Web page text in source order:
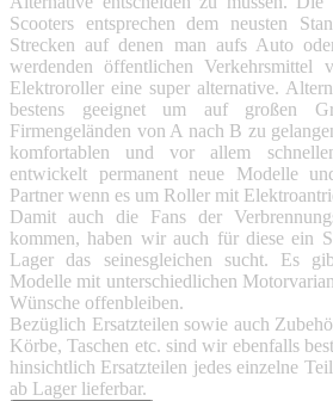
Scooters entsprechen dem neusten
Strecken auf denen man aufs Auto
werdenden öffentlichen Verkehrsmittel
Elektroroller eine super alternative.
bestens geeignet um auf großen
Firmengeländen von A nach B zu
komfortablen und vor allem
entwickelt permanent neue Modelle
Partner wenn es um Roller mit
Damit auch die Fans der
kommen, haben wir auch für diese ein
Lager das seinesgleichen sucht. Es
Modelle mit unterschiedlichen
Wünsche offenbleiben.
Bezüglich Ersatzteilen sowie auch
Körbe, Taschen etc. sind wir ebenfalls
hinsichtlich Ersatzteilen jedes einzelne
ab Lager lieferbar.